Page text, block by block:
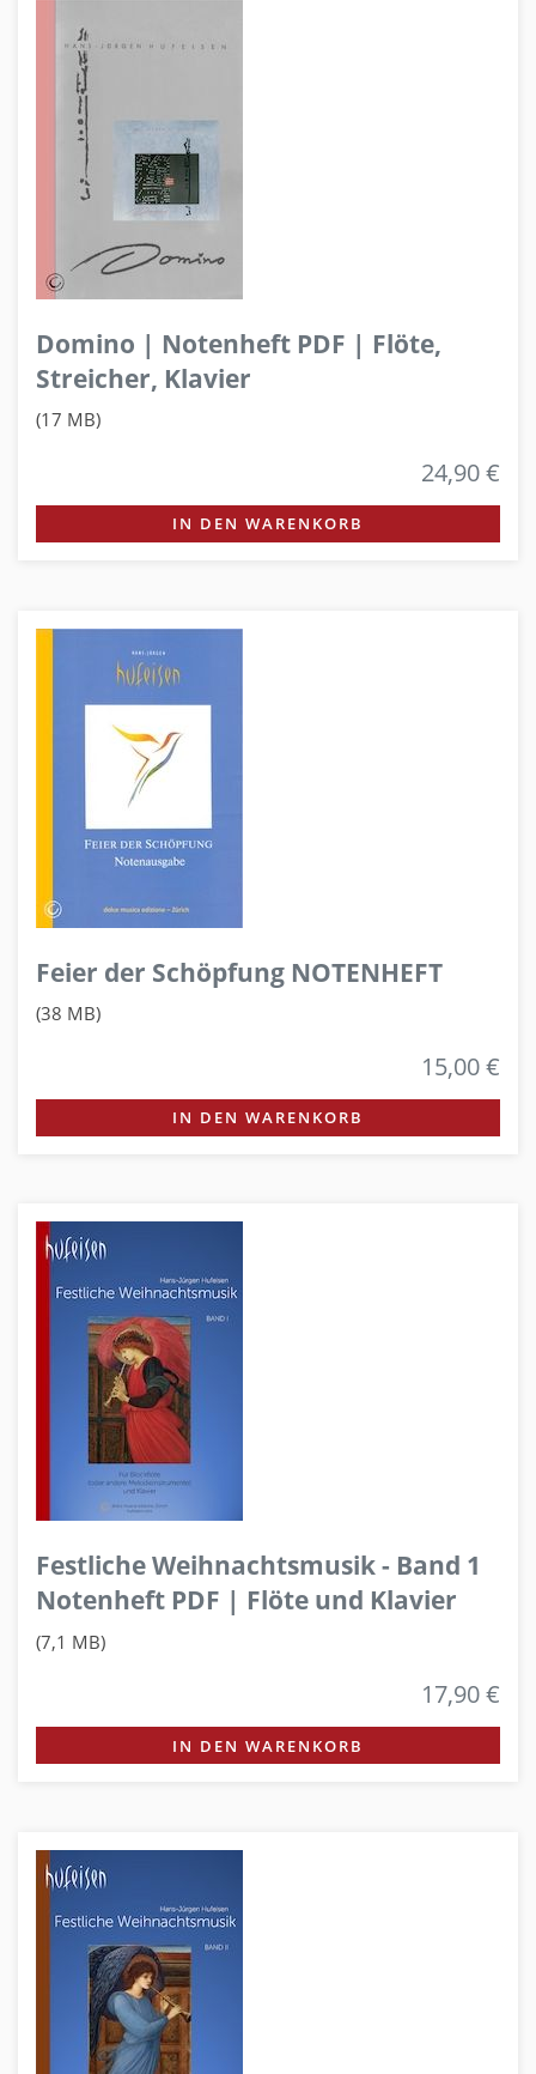
Domino | Notenheft PDF | Flöte,
Streicher, Klavier
(17 MB)
24,90 €
IN DEN WARENKORB
Feier der Schöpfung NOTENHEFT
(38 MB)
15,00 €
IN DEN WARENKORB
Festliche Weihnachtsmusik - Band 1
Notenheft PDF | Flöte und Klavier
(7,1 MB)
17,90 €
IN DEN WARENKORB